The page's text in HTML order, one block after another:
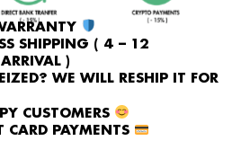
SHIPPING ( 4 – 12
)
WE WILL RESHIP IT FOR
CUSTOMERS
CARD PAYMENTS